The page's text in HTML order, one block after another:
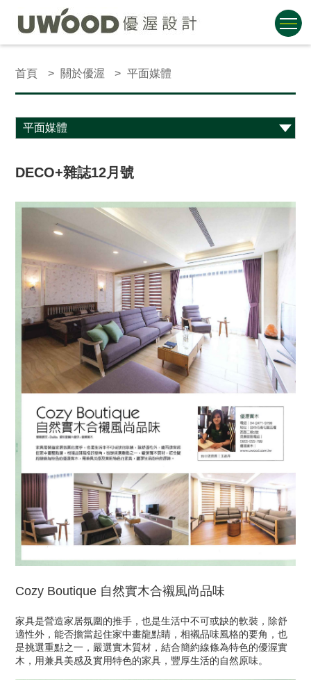
首頁 關於優渥 平面媒體
DECO+雜誌12月號
Cozy Boutique 自然實木合襯風尚品味
家具是營造家居氛圍的推手，也是生活中不可或缺的軟裝，除舒
適性外，能否擔當起住家中畫龍點睛，相襯品味風格的要角，也
是挑選重點之一，嚴選實木質材，結合簡約線條為特色的優渥實
木，用兼具美感及實用特色的家具，豐厚生活的自然原味。